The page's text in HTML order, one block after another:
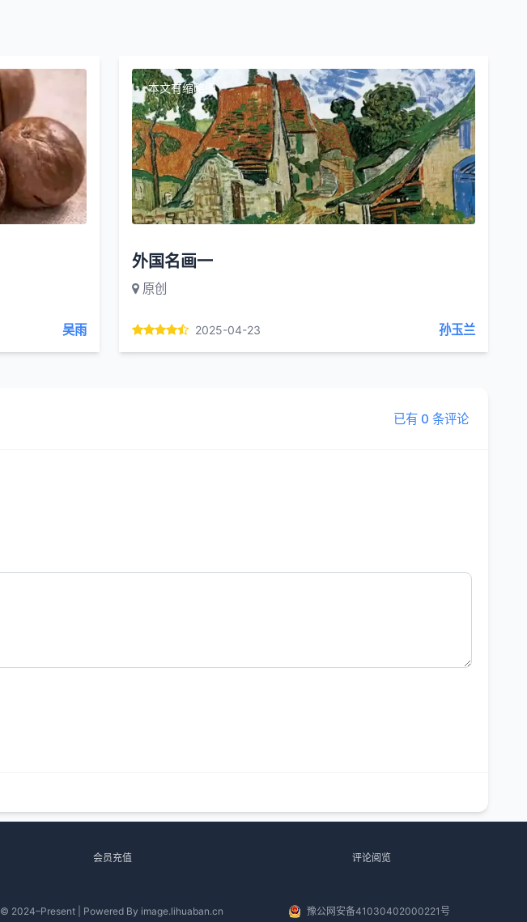
吴雨
本文有缩略图
外国名画一
原创
2025-04-23 孙玉兰
已有 0 条评论
会员充值 评论阅览
© 2024–Present | Powered By image.lihuaban.cn 豫公网安备41030402000221号